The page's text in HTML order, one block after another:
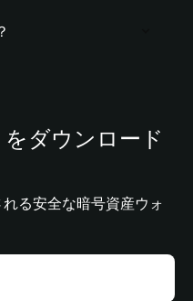
ダウンロード
る安全な暗号資産ウォ